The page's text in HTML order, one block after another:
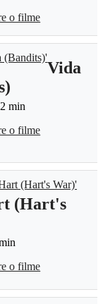
o filme
Vida
min
o filme
(Hart's
o filme